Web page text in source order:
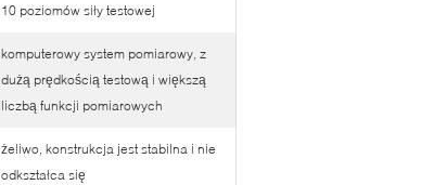
10 poziomów siły testowej
komputerowy system pomiarowy, z
dużą prędkością testową i większą
liczbą funkcji pomiarowych
żeliwo, konstrukcja jest stabilna i nie
odkształca się